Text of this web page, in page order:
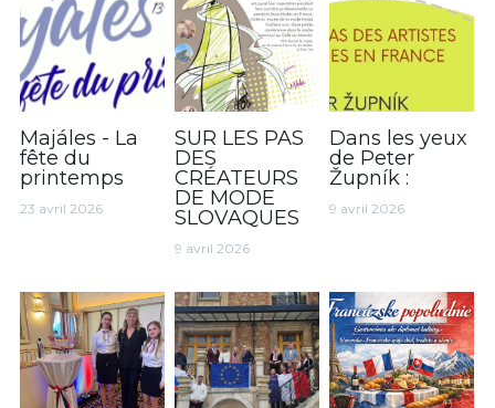
Majáles - La
fête du
printemps
23 avril 2026
SUR LES PAS
DES
CRÉATEURS
DE MODE
SLOVAQUES
9 avril 2026
Dans les yeux
de Peter
Župník :
9 avril 2026